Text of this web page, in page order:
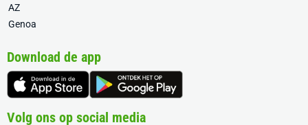
AZ
Genoa
Download de app
Volg ons op social media